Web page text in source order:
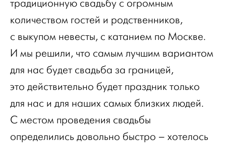
традиционную свадьбу с огромным
количеством гостей и родственников,
с выкупом невесты, с катанием по Москве.
И мы решили, что самым лучшим вариантом
для нас будет свадьба за границей,
это действительно будет праздник только
для нас и для наших самых близких людей.
С местом проведения свадьбы
определились довольно быстро – хотелось